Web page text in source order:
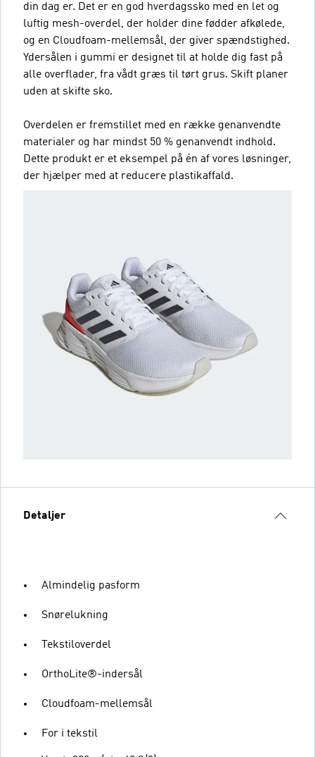
din dag er. Det er en god hverdagssko med en let og
luftig mesh-overdel, der holder dine fødder afkølede,
og en Cloudfoam-mellemsål, der giver spændstighed.
Ydersålen i gummi er designet til at holde dig fast på
alle overflader, fra vådt græs til tørt grus. Skift planer
uden at skifte sko.
Overdelen er fremstillet med en række genanvendte
materialer og har mindst 50 % genanvendt indhold.
Dette produkt er et eksempel på én af vores løsninger,
der hjælper med at reducere plastikaffald.
Detaljer
Almindelig pasform
Snørelukning
Tekstiloverdel
OrthoLite®-indersål
Cloudfoam-mellemsål
For i tekstil